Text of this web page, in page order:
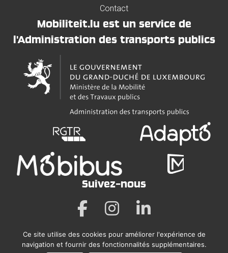
Contact
Mobiliteit.lu est un service de
l'Administration des transports publics
Suivez-nous
Mentions légales
Ce site utilise des cookies pour améliorer l'expérience de
navigation et fournir des fonctionnalités supplémentaires.